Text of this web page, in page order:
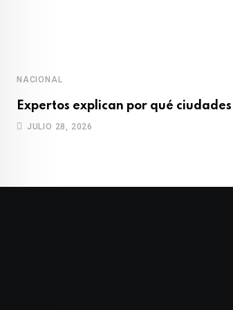
NACIONAL
Expertos explican por qué
JULIO 28, 2026